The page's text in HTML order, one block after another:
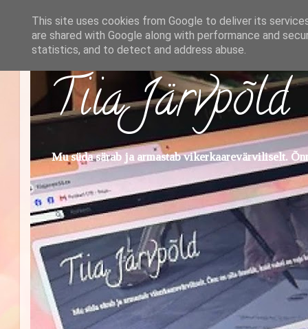
Tiia Järvpõld
Mu süda särab ja armastab vikerkaarevärviliselt.
This site uses cookies from Google to deliver its
are shared with Google along with performance and
statistics, and to detect and address abuse.